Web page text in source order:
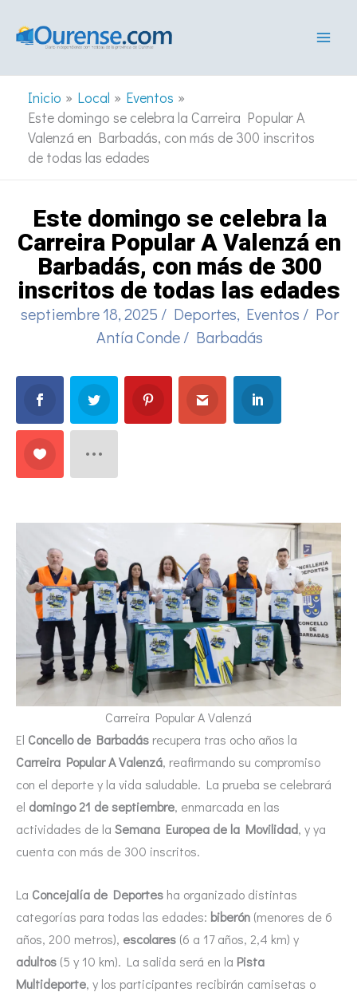
Inicio Local
Eventos
Este domingo se celebra la Carreira Popular A
Valenzá en Barbadás, con más de 300 inscritos
de todas las edades
Este domingo se celebra la
Carreira Popular A Valenzá en
Barbadás, con más de 300
inscritos de todas las edades
septiembre 18, 2025 / Deportes, Eventos / Por
Antía Conde/ Barbadás
Carreira Popular A Valenzá
El Concello de Barbadás recupera tras ocho años la
Carreira Popular A Valenzá, reafirmando su compromiso
con el deporte y la vida saludable. La prueba se celebrará
el domingo 21 de septiembre, enmarcada en las
actividades de la Semana Europea de la Movilidad, y ya
cuenta con más de 300 inscritos.
La Concejalía de Deportes ha organizado distintas
categorías para todas las edades: biberón (menores de 6
años, 200 metros), escolares (6 a 17 años, 2,4 km) y
adultos (5 y 10 km). La salida será en la Pista
Multideporte, y los participantes recibirán camisetas o